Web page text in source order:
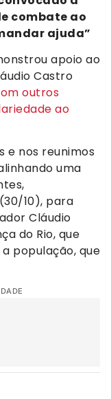
combate ao
ajuda”
apoio ao
Castro
outros
ao
e nos reunimos
uma
10), para
Cláudio
do Rio, que
população, que